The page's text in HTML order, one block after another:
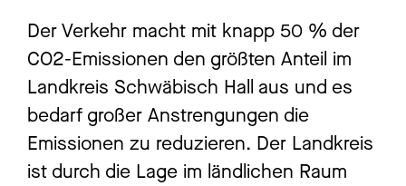
Der Verkehr macht mit knapp 50 % der
CO2-Emissionen den größten Anteil im
Landkreis Schwäbisch Hall aus und es
bedarf großer Anstrengungen die
Emissionen zu reduzieren. Der Landkreis
ist durch die Lage im ländlichen Raum